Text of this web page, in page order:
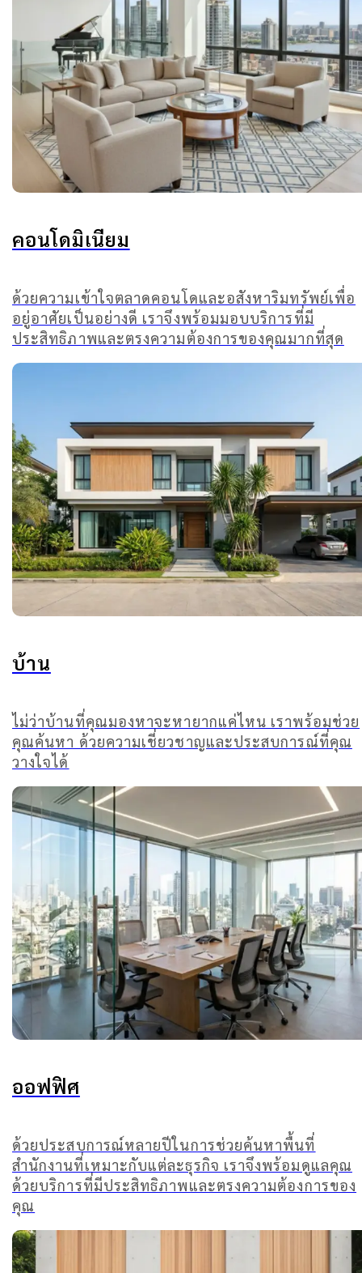
คอนโดมิเนียม
ด้วยความเข้าใจตลาดคอนโดและอสังหาริมทรัพย์เพื่อ
อยู่อาศัยเป็นอย่างดี เราจึงพร้อมมอบบริการที่มี
ประสิทธิภาพและตรงความต้องการของคุณมากที่สุด
บ้าน
ไม่ว่าบ้านที่คุณมองหาจะหายากแค่ไหน เราพร้อมช่วย
คุณค้นหา ด้วยความเชี่ยวชาญและประสบการณ์ที่คุณ
วางใจได้
ออฟฟิศ
ด้วยประสบการณ์หลายปีในการช่วยค้นหาพื้นที่
สำนักงานที่เหมาะกับแต่ละธุรกิจ เราจึงพร้อมดูแลคุณ
ด้วยบริการที่มีประสิทธิภาพและตรงความต้องการของ
คุณ